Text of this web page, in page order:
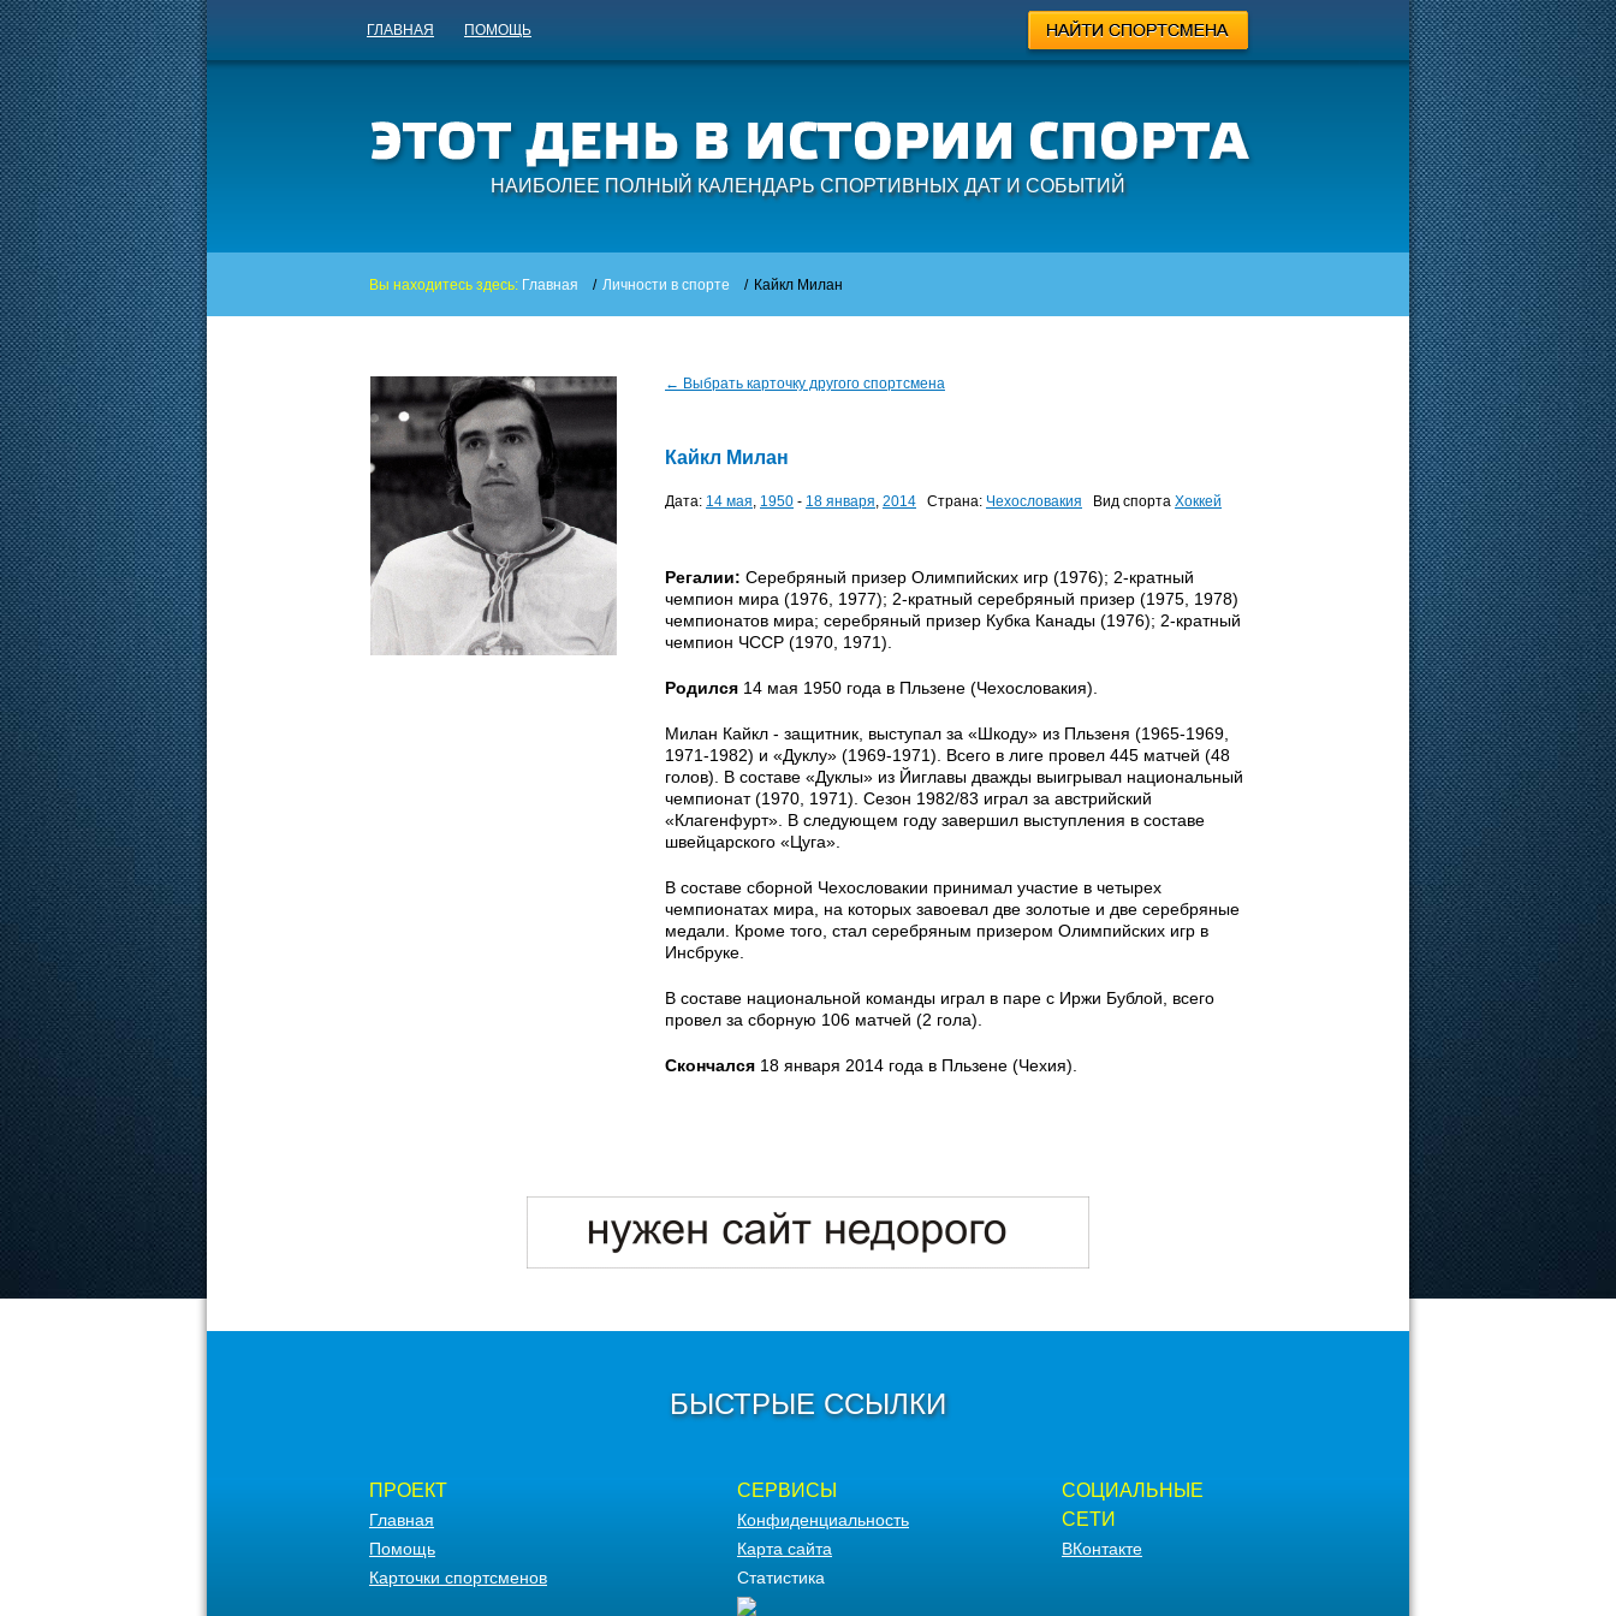
ГЛАВНАЯ ПОМОЩЬ
НАИБОЛЕЕ ПОЛНЫЙ КАЛЕНДАРЬ СПОРТИВНЫХ ДАТ И СОБЫТИЙ
Вы находитесь здесь: Главная / Личности в спорте / Кайкл Милан
← Выбрать карточку другого спортсмена
Кайкл Милан
Дата: 14 мая, 1950 - 18 января, 2014 Страна: Чехословакия Вид спорта Хоккей
Регалии: Серебряный призер Олимпийских игр (1976); 2-кратный
чемпион мира (1976, 1977); 2-кратный серебряный призер (1975, 1978)
чемпионатов мира; серебряный призер Кубка Канады (1976); 2-кратный
чемпион ЧССР (1970, 1971).
Родился 14 мая 1950 года в Пльзене (Чехословакия).
Милан Кайкл - защитник, выступал за «Шкоду» из Пльзеня (1965-1969,
1971-1982) и «Дуклу» (1969-1971). Всего в лиге провел 445 матчей (48
голов). В составе «Дуклы» из Йиглавы дважды выигрывал национальный
чемпионат (1970, 1971). Сезон 1982/83 играл за австрийский
«Клагенфурт». В следующем году завершил выступления в составе
швейцарского «Цуга».
В составе сборной Чехословакии принимал участие в четырех
чемпионатах мира, на которых завоевал две золотые и две серебряные
медали. Кроме того, стал серебряным призером Олимпийских игр в
Инсбруке.
В составе национальной команды играл в паре с Иржи Бублой, всего
провел за сборную 106 матчей (2 гола).
Скончался 18 января 2014 года в Пльзене (Чехия).
БЫСТРЫЕ ССЫЛКИ
ПРОЕКТ
Главная
Помощь
Карточки спортсменов
СЕРВИСЫ
Конфиденциальность
Карта сайта
Статистика
СОЦИАЛЬНЫЕ
СЕТИ
ВКонтакте